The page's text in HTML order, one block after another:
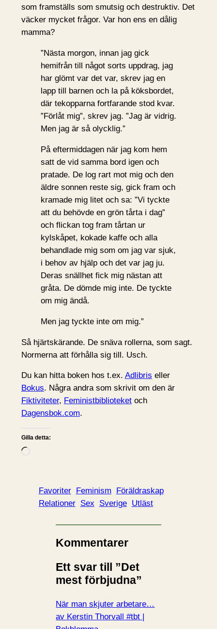
som framställs som smutsig och destruktiv. Det
väcker mycket frågor. Var hon ens en dålig
mamma?
”Nästa morgon, innan jag gick
hemifrån till något sorts uppdrag, jag
har glömt var det var, skrev jag en
lapp till barnen och la på köksbordet,
där tekopparna fortfarande stod kvar.
”Förlåt mig”, skrev jag. ”Jag är vidrig.
Men jag är så olycklig.”
På eftermiddagen när jag kom hem
satt de vid samma bord igen och
pratade. De log rart mot mig och den
äldre sonnen reste sig, gick fram och
kramade mig litet och sa: ”Vi tyckte
att du behövde en grön tårta i dag”
och flickan tog fram tårtan ur
kylskåpet, kokade kaffe och alla
behandlade mig som om jag var sjuk,
i behov av hjälp och det var jag ju.
Deras snällhet fick mig nästan att
gråta. De dömde mig inte. De tyckte
om mig ändå.
Men jag tyckte inte om mig.”
Så hjärtskärande. De snäva rollerna, som sagt.
Normerna att förhålla sig till. Usch.
Du kan hitta boken hos t.ex. Adlibris eller
Bokus. Några andra som skrivit om den är
Fiktiviteter, Feministbiblioteketoch
Dagensbok.com.
Gilla detta:
L
Favoriter Feminism
Föräldraskap
Relationer Sex Sverige Utläst
Kommentarer
Ett svar till ”Det
mest förbjudna”
När man skjuter arbetare…
av Kerstin Thorvall #tbt |